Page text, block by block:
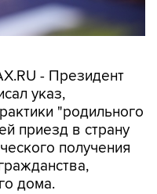
- Президент
указ,
"родильного
приезд в страну
получения
дома.